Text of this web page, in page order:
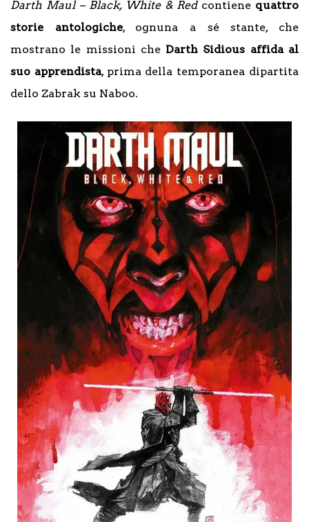
Darth Maul – Black, White & Redcontiene quattro
storie antologiche, ognuna a sé stante, che
mostrano le missioni che Darth Sidious affida al
suo apprendista, prima della temporanea dipartita
dello Zabrak su Naboo.